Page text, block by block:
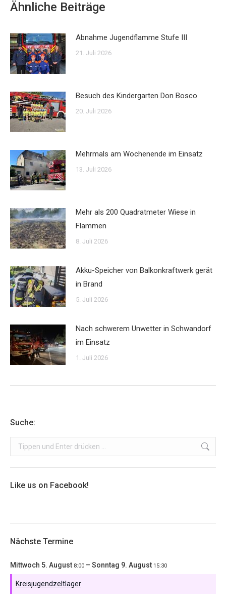
Ähnliche Beiträge
Abnahme Jugendflamme Stufe III
21. Juli 2026
Besuch des Kindergarten Don Bosco
20. Juli 2026
Mehrmals am Wochenende im Einsatz
13. Juli 2026
Mehr als 200 Quadratmeter Wiese in
Flammen
8. Juli 2026
Akku-Speicher von Balkonkraftwerk gerät
in Brand
5. Juli 2026
Nach schwerem Unwetter in Schwandorf
im Einsatz
1. Juli 2026
Suche:
Search:
Like us on Facebook!
Nächste Termine
Mittwoch 5. August 8:00 – Sonntag 9. August 15:30
Kreisjugendzeltlager